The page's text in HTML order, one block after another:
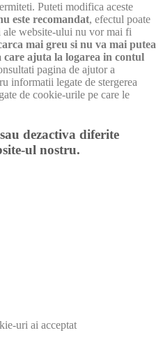
Puteti modifica aceste
este recomandat, efectul poate
website-ului nu vor mai fi
mai greu si nu va mai putea
care ajuta la logarea in contul
pagina de ajutor a
informatii legate de stergerea
de cookie-urile pe care le
dezactiva diferite
ul nostru.
uri ai acceptat